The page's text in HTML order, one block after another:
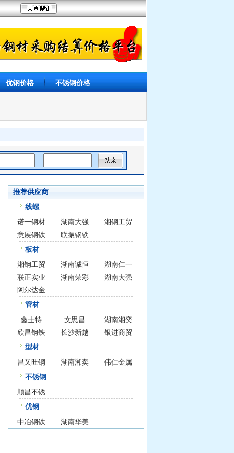
优钢价格 不锈钢价格
-
推荐供应商
线螺
诺一钢材
湖南大强
湘钢工贸
意展钢铁
联振钢铁
板材
湘钢工贸
湖南诚恒
湖南仁一
联正实业
湖南荣彩
湖南大强
阿尔达金
管材
鑫士特
文思昌
湖南湘奕
欣昌钢铁
长沙新越
银进商贸
型材
昌又旺钢
湖南湘奕
伟仁金属
不锈钢
顺昌不锈
优钢
中冶钢铁
湖南华美